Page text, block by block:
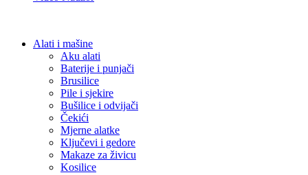
Alati i mašine
Aku alati
Baterije i punjači
Brusilice
Pile i sjekire
Bušilice i odvijači
Čekići
Mjerne alatke
Ključevi i gedore
Makaze za živicu
Kosilice